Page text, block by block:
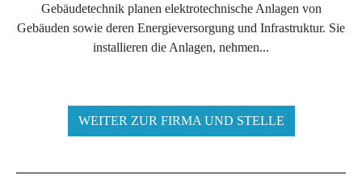
Gebäudetechnik planen elektrotechnische Anlagen von
Gebäuden sowie deren Energieversorgung und Infrastruktur. Sie
installieren die Anlagen, nehmen...
WEITER ZUR FIRMA UND STELLE